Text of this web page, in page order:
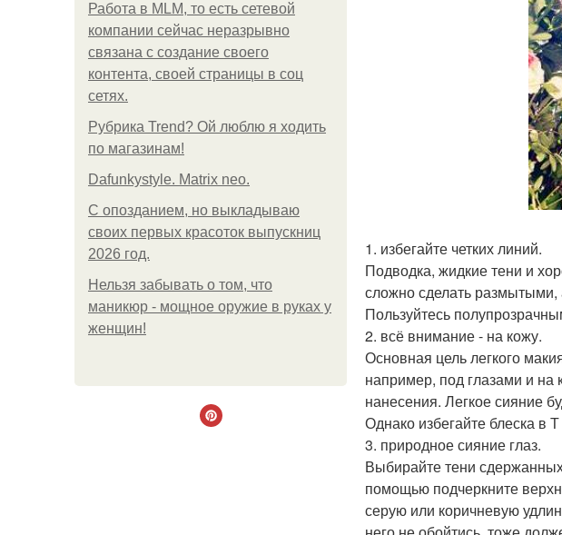
Работа в MLM, то есть сетевой
компании сейчас неразрывно
связана с создание своего
контента, своей страницы в соц
сетях.
Рубрика Trend? Ой люблю я ходить
по магазинам!
Dafunkystyle. Matrix neo.
С опозданием, но выкладываю
своих первых красоток выпускниц
2026 год.
Нельзя забывать о том, что
маникюр - мощное оружие в руках у
женщин!
1. избегайте четких линий.
Подводка, жидкие тени и
сложно сделать размытыми,
Пользуйтесь
2. всё внимание - на кожу.
Основная цель легкого
например, под глазами и
нанесения. Легкое сияние
Однако избегайте блеска в
3. природное сияние глаз.
Выбирайте тени
помощью подчеркните
серую или коричневую